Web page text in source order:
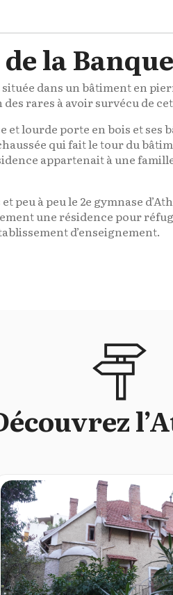
la
dans un bâtiment en
rares à avoir survécu de
et lourde porte en bois et
qui fait le tour du
appartenait à une
peu à peu le 2e gymnase
une résidence pour
d’enseignement.